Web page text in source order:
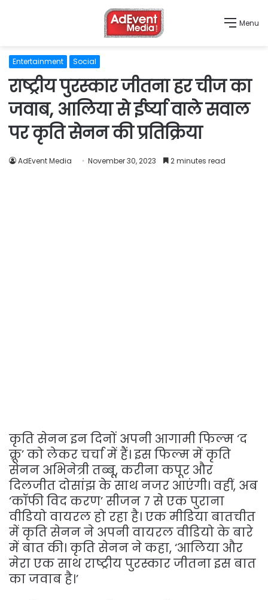
Menu
Entertainment Social
राष्ट्रीय पुरस्कार जीतना हर चीज का
जवाब, आलिया से ईर्ष्या वाले सवाल
पर कृति सेनन की प्रतिक्रिया
AdEvent Media November 30, 2023 2 minutes read
कृति सेनन इन दिनों अपनी आगामी फिल्म ‘द
क्रू’ को लेकर चर्चा में हैं। इस फिल्म में कृति
सेनन अभिनेत्री तब्बू, करीना कपूर और
दिलजीत दोसांझ के साथ नजर आएंगी। वहीं, अब
‘कॉफी विद करण’ सीजन 7 से एक पुराना
वीडियो वायरल हो रहा है। एक मीडिया बातचीत
में कृति सेनन ने अपनी वायरल वीडियो के बारे
में बात की। कृति सेनन ने कहा, ‘आलिया और
मेरा एक साथ राष्ट्रीय पुरस्कार जीतना इस बात
का जवाब है।’